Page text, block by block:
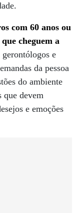
com 60 anos ou
cheguem a
gerontólogos e
da pessoa
do ambiente
que devem
e emoções